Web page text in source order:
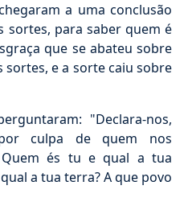
a uma conclusão
sortes, para saber quem é
que se abateu sobre
sortes, e a sorte caiu sobre
"Declara-nos,
culpa de quem nos
Quem és tu e qual a tua
a tua terra? A que povo